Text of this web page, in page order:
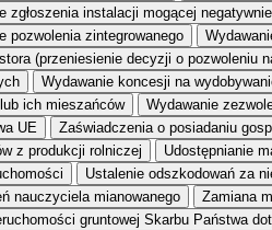
zgłoszenia instalacji mogącej
pozwolenia zintegrowanego
(przeniesienie decyzji o pozwoleniu
Wydawanie koncesji na
ich mieszańców
Wydawanie
UE
Zaświadczenia o posiadaniu
z produkcji rolniczej Udostępnianie
Ustalenie odszkodowań za
nauczyciela mianowanego Zamiana
gruntowej Skarbu Państwa